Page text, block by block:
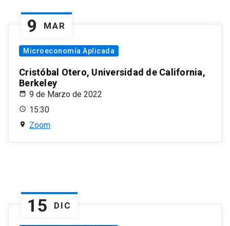
9 MAR
Microeconomía Aplicada
Cristóbal Otero, Universidad de California,
Berkeley
9 de Marzo de 2022
15:30
Zoom
15 DIC